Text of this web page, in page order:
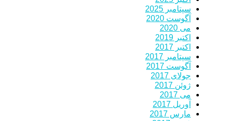
سپتامبر 2025
آگوست 2020
می 2020
اکتبر 2019
اکتبر 2017
سپتامبر 2017
آگوست 2017
جولای 2017
ژوئن 2017
می 2017
آوریل 2017
مارس 2017